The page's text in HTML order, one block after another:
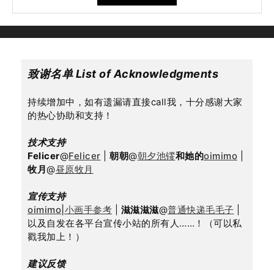
致谢名单 List of Acknowledgments
持续增加中，如有遗漏请直接call我，十分感谢大家
的热心协助和支持！
技术支持
Felicer@Felicer 朝朝@朝夕池镠和她的oimimo
牧月@昼原牧月
宣传支持
oimimo|小画手参考
滋滋滋滋@普通快递毛毛子
以及自发在各平台宣传小站的所有人……！（可以私
戳我加上！）
建议反馈